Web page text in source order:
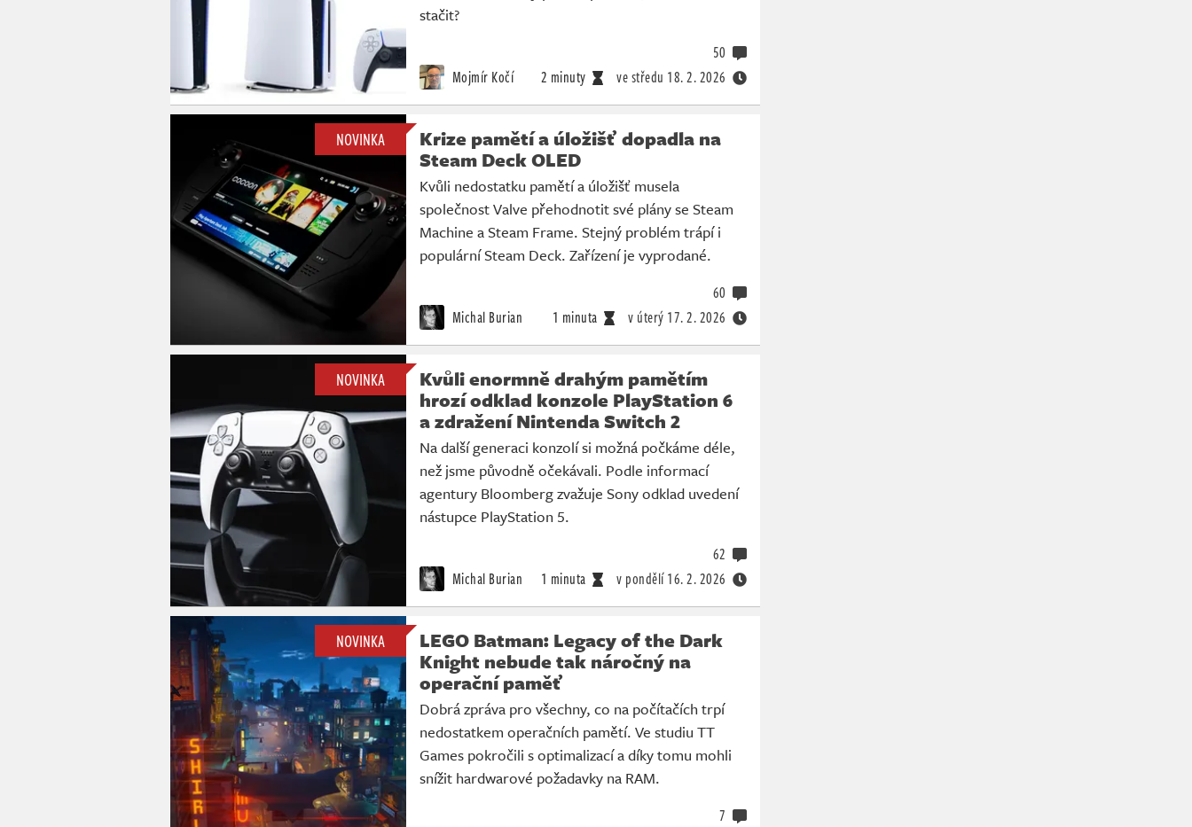
stačit?
Mojmír Kočí 2 minuty ve středu 18. 2. 2026
50
NOVINKA
Krize pamětí a úložišť dopadla na
Steam Deck OLED
Kvůli nedostatku pamětí a úložišť musela
společnost Valve přehodnotit své plány se Steam
Machine a Steam Frame. Stejný problém trápí i
populární Steam Deck. Zařízení je vyprodané.
Michal Burian 1 minuta v úterý 17. 2. 2026
60
NOVINKA
Kvůli enormně drahým pamětím
hrozí odklad konzole PlayStation 6
a zdražení Nintenda Switch 2
Na další generaci konzolí si možná počkáme déle,
než jsme původně očekávali. Podle informací
agentury Bloomberg zvažuje Sony odklad uvedení
nástupce PlayStation 5.
Michal Burian 1 minuta v pondělí16. 2. 2026
62
NOVINKA
LEGO Batman: Legacy of the Dark
Knight nebude tak náročný na
operační paměť
Dobrá zpráva pro všechny, co na počítačích trpí
nedostatkem operačních pamětí. Ve studiu TT
Games pokročili s optimalizací a díky tomu mohli
snížit hardwarové požadavky na RAM.
7